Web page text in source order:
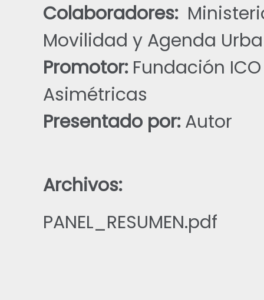
Colaboradores:
Movilidad y Agenda
Promotor: Fundación
Asimétricas
Presentado por: Autor
Archivos:
PANEL_RESUMEN.pdf